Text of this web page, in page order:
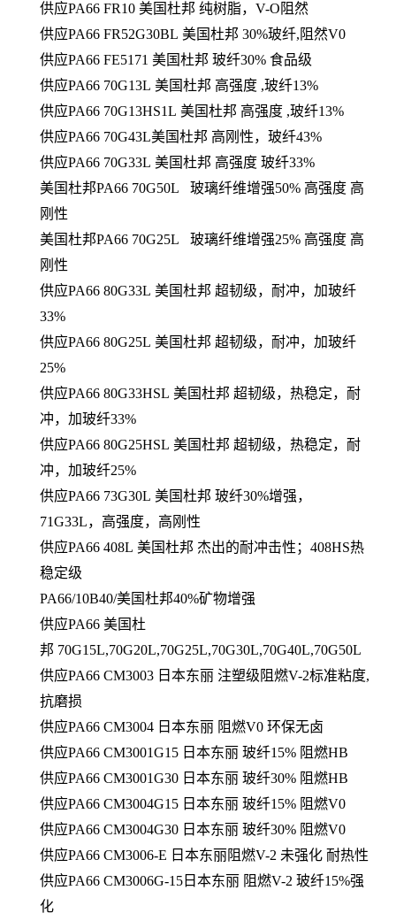
供应PA66 FR10 美国杜邦 纯树脂，V-O阻然
供应PA66 FR52G30BL 美国杜邦 30%玻纤,阻然V0
供应PA66 FE5171 美国杜邦 玻纤30% 食品级
供应PA66 70G13L 美国杜邦 高强度 ,玻纤13%
供应PA66 70G13HS1L 美国杜邦 高强度 ,玻纤13%
供应PA66 70G43L美国杜邦 高刚性，玻纤43%
供应PA66 70G33L 美国杜邦 高强度 玻纤33%
美国杜邦PA66 70G50L 玻璃纤维增强50% 高强度 高
刚性
美国杜邦PA66 70G25L 玻璃纤维增强25% 高强度 高
刚性
供应PA66 80G33L 美国杜邦 超韧级，耐冲，加玻纤
33%
供应PA66 80G25L 美国杜邦 超韧级，耐冲，加玻纤
25%
供应PA66 80G33HSL 美国杜邦 超韧级，热稳定，耐
冲，加玻纤33%
供应PA66 80G25HSL 美国杜邦 超韧级，热稳定，耐
冲，加玻纤25%
供应PA66 73G30L 美国杜邦 玻纤30%增强，
71G33L，高强度，高刚性
供应PA66 408L 美国杜邦 杰出的耐冲击性；408HS热
稳定级
PA66/10B40/美国杜邦40%矿物增强
供应PA66 美国杜
邦 70G15L,70G20L,70G25L,70G30L,70G40L,70G50L
供应PA66 CM3003 日本东丽 注塑级阻燃V-2标准粘度,
抗磨损
供应PA66 CM3004 日本东丽 阻燃V0 环保无卤
供应PA66 CM3001G15 日本东丽 玻纤15% 阻燃HB
供应PA66 CM3001G30 日本东丽 玻纤30% 阻燃HB
供应PA66 CM3004G15 日本东丽 玻纤15% 阻燃V0
供应PA66 CM3004G30 日本东丽 玻纤30% 阻燃V0
供应PA66 CM3006-E 日本东丽阻燃V-2 未强化 耐热性
供应PA66 CM3006G-15日本东丽 阻燃V-2 玻纤15%强
化